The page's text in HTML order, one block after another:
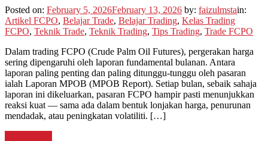
Posted on: February 5, 2026February 13, 2026 by: faizulmstain:
Artikel FCPO, Belajar Trade, Belajar Trading, Kelas Trading
FCPO, Teknik Trade, Teknik Trading, Tips Trading, Trade FCPO
Dalam trading FCPO (Crude Palm Oil Futures), pergerakan harga
sering dipengaruhi oleh laporan fundamental bulanan. Antara
laporan paling penting dan paling ditunggu-tunggu oleh pasaran
ialah Laporan MPOB (MPOB Report). Setiap bulan, sebaik sahaja
laporan ini dikeluarkan, pasaran FCPO hampir pasti menunjukkan
reaksi kuat — sama ada dalam bentuk lonjakan harga, penurunan
mendadak, atau peningkatan volatiliti. […]